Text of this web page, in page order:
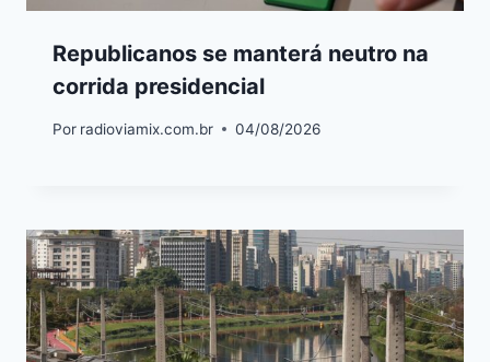
Republicanos se manterá neutro na
corrida presidencial
Por radioviamix.com.br 04/08/2026